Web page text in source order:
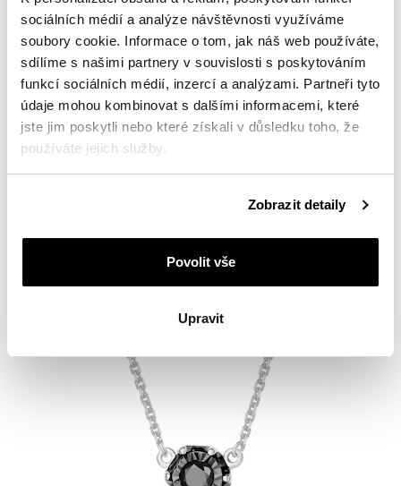
sociálních médií a analýze návštěvnosti využíváme
soubory cookie. Informace o tom, jak náš web používáte,
sdílíme s našimi partnery v souvislosti s poskytováním
funkcí sociálních médií, inzercí a analýzami. Partneři tyto
údaje mohou kombinovat s dalšími informacemi, které
jste jim poskytli nebo které získali v důsledku toho, že
používáte jejich služby.
Zásadách ochrany osobních údajů
Zobrazit detaily
Povolit vše
Upravit
Náušnice z bílého zlata s diamanty černými, upravený - 0,02 ct - ryzost 585